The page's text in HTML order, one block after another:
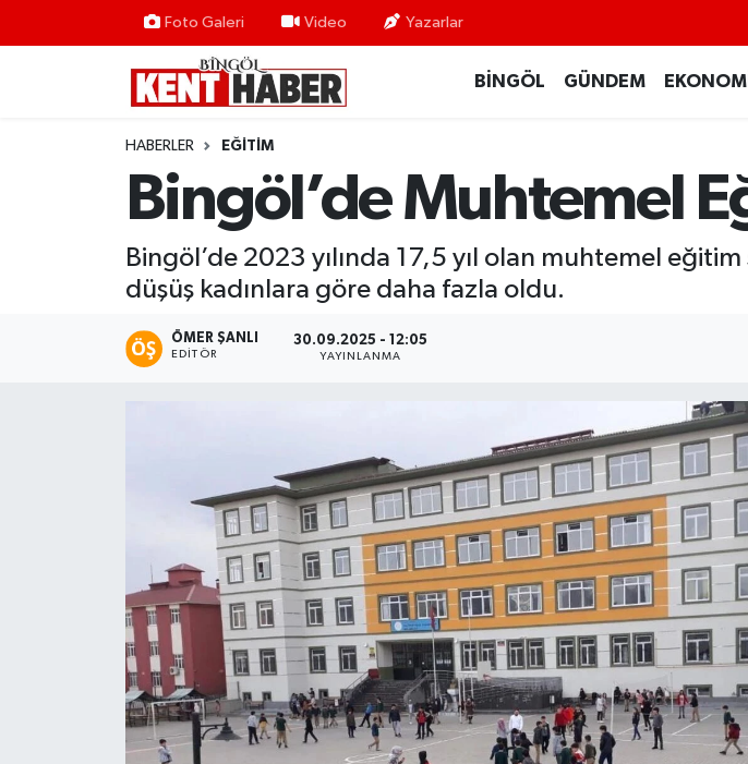
Foto Galeri Video Yazarlar
BİNGÖL GÜNDEM EKONOMİ
HABERLER EĞITIM
Bingöl’de Muhtemel
Bingöl’de 2023 yılında 17,5 yıl olan muhtemel
düşüş kadınlara göre daha fazla oldu.
ÖMER ŞANLI
EDITÖR
30.09.2025 - 12:05
YAYINLANMA
BİLİM-TEKNOLOJİ
RESMİ İLANLAR
SAĞLIK
SİYASET
Bingöl Nöbetçi Eczaneler
Bingöl Hava Durumu
Bingöl Namaz Vakitleri
Bingöl Trafik Yoğunluk Haritası
Süper Lig Puan Durumu ve Fikstür
Tüm Manşetler